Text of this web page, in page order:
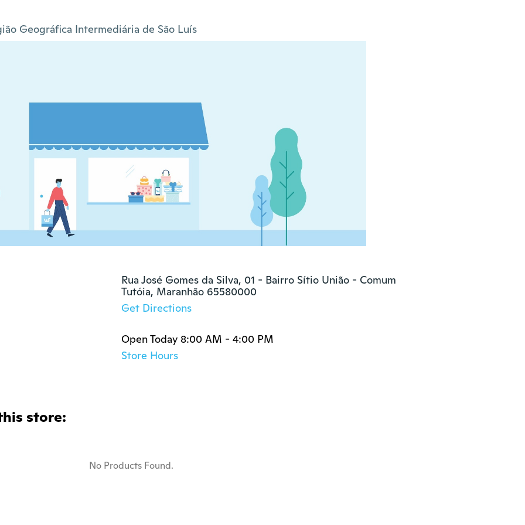
Geográfica Intermediária de São Luís
Rua José Gomes da Silva, 01 - Bairro Sítio União - Comum
Tutóia, Maranhão 65580000
Get Directions
Open Today 8:00 AM - 4:00 PM
Store Hours
store:
No Products Found.